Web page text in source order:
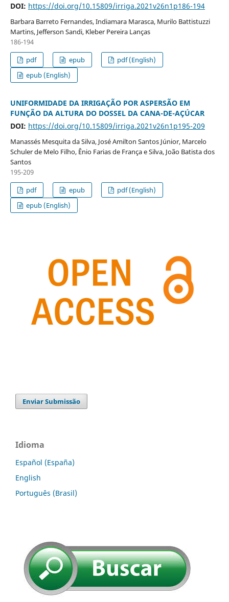
DOI: https://doi.org/10.15809/irriga.2021v26n1p186-194
Barbara Barreto Fernandes, Indiamara Marasca, Murilo Battistuzzi
Martins, Jefferson Sandi, Kleber Pereira Lanças
186-194
pdf
epub
pdf (English)
epub (English)
UNIFORMIDADE DA IRRIGAÇÃO POR ASPERSÃO EM
FUNÇÃO DA ALTURA DO DOSSEL DA CANA-DE-AÇÚCAR
DOI: https://doi.org/10.15809/irriga.2021v26n1p195-209
Manassés Mesquita da Silva, José Amilton Santos Júnior, Marcelo
Schuler de Melo Filho, Ênio Farias de França e Silva, João Batista dos
Santos
195-209
pdf
epub
pdf (English)
epub (English)
Enviar Submissão
Idioma
Español (España)
English
Português (Brasil)